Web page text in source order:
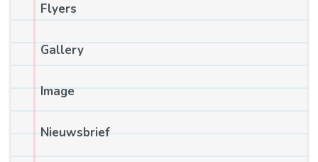
Flyers
Gallery
Image
Nieuwsbrief